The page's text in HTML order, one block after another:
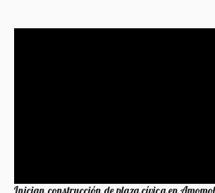
Inician construcción de plaza cívica en